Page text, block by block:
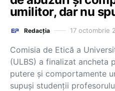
umilitor, dar nu
Redacția 17 octombrie
Comisia de Etică a
(ULBS) a finalizat ancheta
putere și comportamente
supuși studenții